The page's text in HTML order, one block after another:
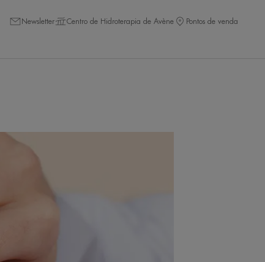
Newsletter Centro de Hidroterapia de Avène Pontos de venda